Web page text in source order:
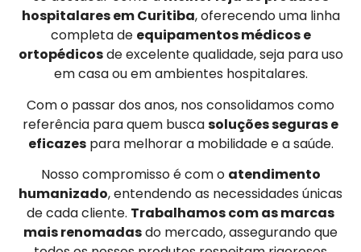
hospitalares em Curitiba, oferecendo uma linha
completa de equipamentos médicos e
ortopédicosde excelente qualidade, seja para uso
em casa ou em ambientes hospitalares.
Com o passar dos anos, nos consolidamos como
referência para quem buscasoluções seguras e
eficazespara melhorar a mobilidade e a saúde.
Nosso compromisso é com o atendimento
humanizado, entendendo as necessidades únicas
de cada cliente. Trabalhamos com as marcas
mais renomadasdo mercado, assegurando que